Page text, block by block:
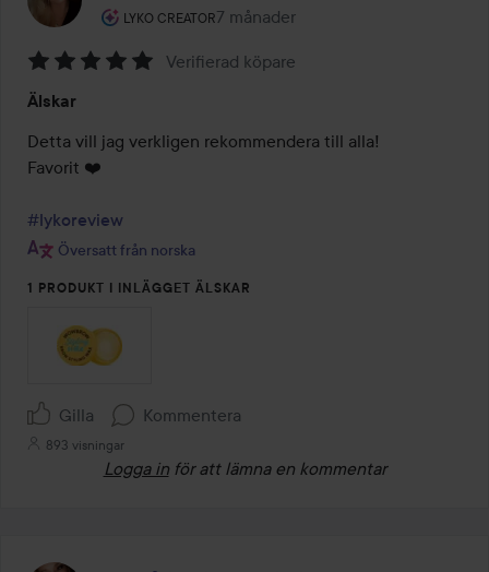
LYKO CREATOR
Användarens roll: Lyko Creator.
7 månader
Inlägget skapades 7 månader
5
av
5
Verifierad köpare
Älskar
Detta vill jag verkligen rekommendera till alla!
Favorit ❤️
#lykoreview
Översatt från norska
1 PRODUKT I INLÄGGET ÄLSKAR
Gilla Kommentera
893 visningar
Logga in för att lämna en kommentar